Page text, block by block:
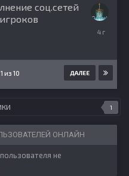
соц.сетей
ноября,
ДАЛЕЕ
из 10
1
ОНЛАЙН
не